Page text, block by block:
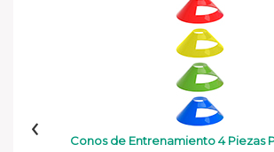
Conos de Entrenamiento 4 Piezas
‹